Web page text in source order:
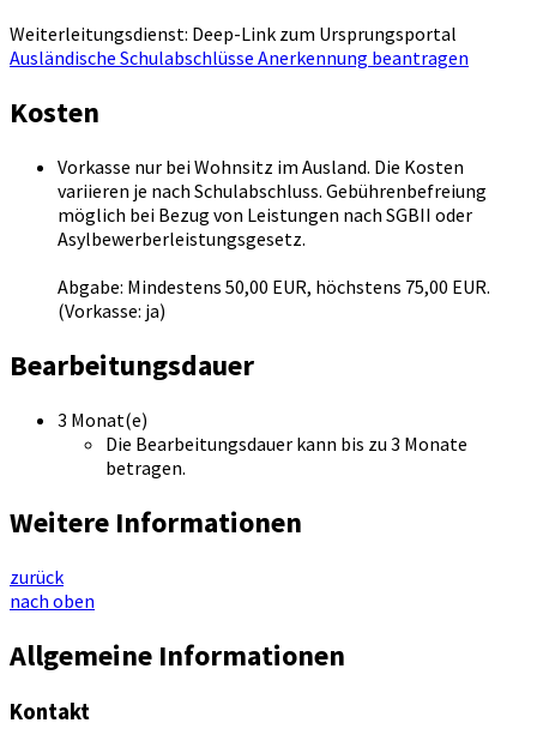
Weiterleitungsdienst: Deep-Link zum Ursprungsportal
Ausländische Schulabschlüsse Anerkennung beantragen
Kosten
Vorkasse nur bei Wohnsitz im Ausland. Die Kosten
variieren je nach Schulabschluss. Gebührenbefreiung
möglich bei Bezug von Leistungen nach SGBII oder
Asylbewerberleistungsgesetz.
Abgabe: Mindestens 50,00 EUR, höchstens 75,00 EUR.
(Vorkasse: ja)
Bearbeitungsdauer
3 Monat(e)
Die Bearbeitungsdauer kann bis zu 3 Monate
betragen.
Weitere Informationen
zurück
nach oben
Allgemeine Informationen
Kontakt